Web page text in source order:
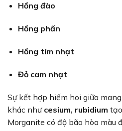
Hồng đào
Hồng phấn
Hồng tím nhạt
Đỏ cam nhạt
Sự kết hợp hiếm hoi giữa
khác như cesium, rubidium
Morganite có độ bão hòa màu